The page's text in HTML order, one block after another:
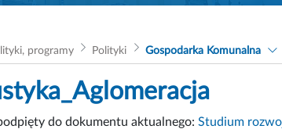
programy Polityki Gospodarka Komunalna
do dokumentu aktualnego: Studium